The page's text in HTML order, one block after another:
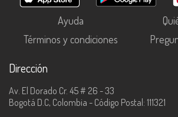
Ayuda
Términos y condiciones
Dirección
Av. El Dorado Cr. 45 # 26 - 33
Bogotá D.C, Colombia - Código Postal: 111321